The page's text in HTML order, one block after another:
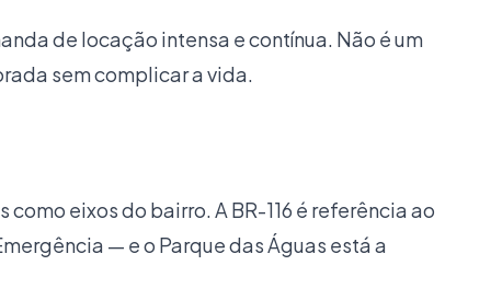
de locação intensa e contínua. Não é um
sem complicar a vida.
eixos do bairro. A BR-116 é referência ao
— e o Parque das Águas está a